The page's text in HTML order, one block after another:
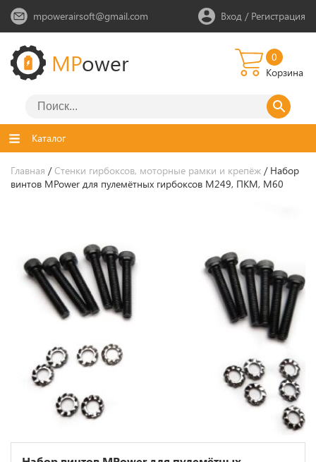
mpowerairsoft@gmail.com Вход / Регистрация
MPower
0
Корзина
Каталог
Главная /Стенки гирбоксов, моторные рамки и крепёж / Набор
винтов MPower для пулемётных гирбоксов M249, ПКМ, M60